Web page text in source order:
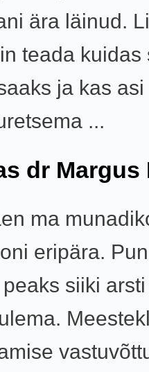
ära läinud.
teada kuidas
ja kas
...
dr Margus
ma
eripära.
siiki arsti